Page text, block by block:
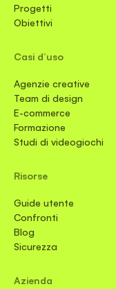
Progetti
Obiettivi
Casi d’uso
Agenzie creative
Team di design
E-commerce
Formazione
Studi di videogiochi
Risorse
Guide utente
Confronti
Blog
Sicurezza
Azienda